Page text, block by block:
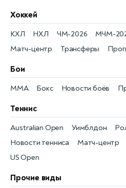
Хоккей
КХЛ
Матч-центр
НХЛ
Трансферы
ЧМ-2026
МЧМ-
Бои
Новости боёв
MMA Бокс
Теннис
Новости тенниса
Australian Open
Матч-центр
Уимблдон
US Open
Прочие виды